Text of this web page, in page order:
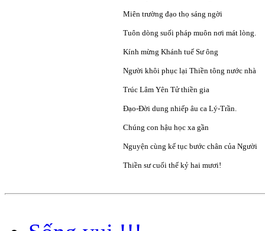
Miên trường đạo thọ sáng ngời
Tuôn dòng suối pháp muôn nơi mát lòng.
Kính mừng Khánh tuế Sư ông
Người khôi phục lại Thiền tông nước nhà
Trúc Lâm Yên Tử thiền gia
Đạo-Đời dung nhiếp âu ca Lý-Trần.
Chúng con hậu học xa gần
Nguyện cùng kế tục bước chân của Người
Thiền sư cuối thế kỷ hai mươi!